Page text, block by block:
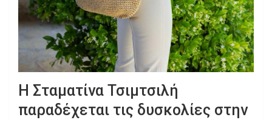
Η Σταματίνα Τσιμτσιλή
παραδέχεται τις δυσκολίες στην